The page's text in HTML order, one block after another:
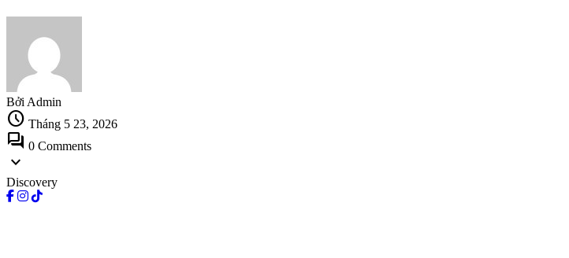
Bởi Admin
schedule Tháng 5 23, 2026
forum 0 Comments
expand_more
Discovery